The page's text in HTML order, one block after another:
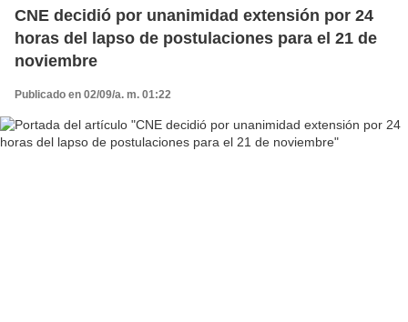
CNE decidió por unanimidad extensión por 24
horas del lapso de postulaciones para el 21 de
noviembre
Publicado en 02/09/a. m. 01:22